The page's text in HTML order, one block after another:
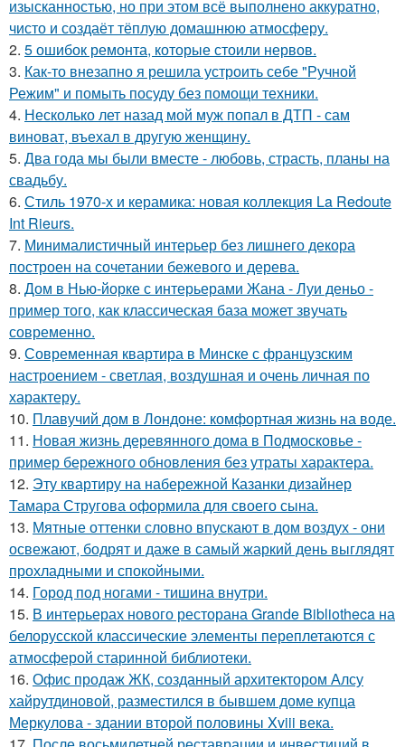
изысканностью, но при этом всё выполнено аккуратно,
чисто и создаёт тёплую домашнюю атмосферу.
2. 5 ошибок ремонта, которые стоили нервов.
3. Как-то внезапно я решила устроить себе "Ручной
Режим" и помыть посуду без помощи техники.
4. Несколько лет назад мой муж попал в ДТП - сам
виноват, въехал в другую женщину.
5. Два года мы были вместе - любовь, страсть, планы на
свадьбу.
6. Стиль 1970-х и керамика: новая коллекция La Redoute
Int Rieurs.
7. Минималистичный интерьер без лишнего декора
построен на сочетании бежевого и дерева.
8. Дом в Нью-йорке с интерьерами Жана - Луи деньо -
пример того, как классическая база может звучать
современно.
9. Современная квартира в Минске с французским
настроением - светлая, воздушная и очень личная по
характеру.
10. Плавучий дом в Лондоне: комфортная жизнь на воде.
11. Новая жизнь деревянного дома в Подмосковье -
пример бережного обновления без утраты характера.
12. Эту квартиру на набережной Казанки дизайнер
Тамара Стругова оформила для своего сына.
13. Мятные оттенки словно впускают в дом воздух - они
освежают, бодрят и даже в самый жаркий день выглядят
прохладными и спокойными.
14. Город под ногами - тишина внутри.
15. В интерьерах нового ресторана Grande Bibliotheca на
белорусской классические элементы переплетаются с
атмосферой старинной библиотеки.
16. Офис продаж ЖК, созданный архитектором Алсу
хайрутдиновой, разместился в бывшем доме купца
Меркулова - здании второй половины Xviii века.